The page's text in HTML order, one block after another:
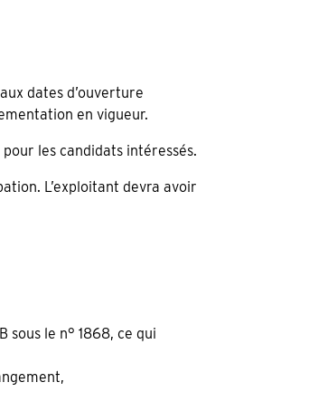
dates d’ouverture
en vigueur.
les candidats intéressés.
L’exploitant devra avoir
le n° 1868, ce qui